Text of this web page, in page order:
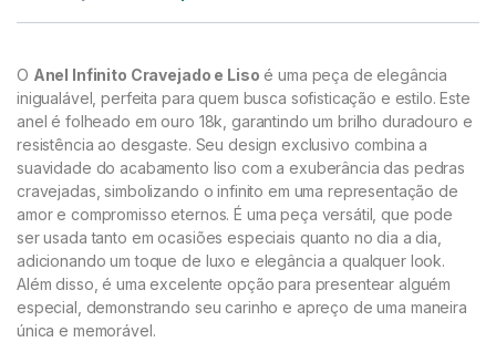
O Anel Infinito Cravejado e Liso é uma peça de elegância
inigualável, perfeita para quem busca sofisticação e estilo. Este
anel é folheado em ouro 18k, garantindo um brilho duradouro e
resistência ao desgaste. Seu design exclusivo combina a
suavidade do acabamento liso com a exuberância das pedras
cravejadas, simbolizando o infinito em uma representação de
amor e compromisso eternos. É uma peça versátil, que pode
ser usada tanto em ocasiões especiais quanto no dia a dia,
adicionando um toque de luxo e elegância a qualquer look.
Além disso, é uma excelente opção para presentear alguém
especial, demonstrando seu carinho e apreço de uma maneira
única e memorável.